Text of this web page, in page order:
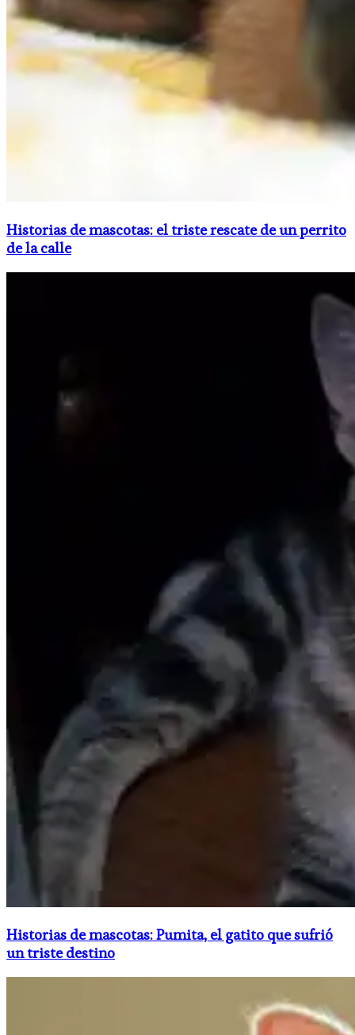
Historias de mascotas: el triste rescate de un perrito
de la calle
Historias de mascotas: Pumita, el gatito que sufrió
un triste destino